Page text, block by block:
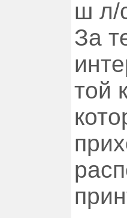
ш л/
За
той